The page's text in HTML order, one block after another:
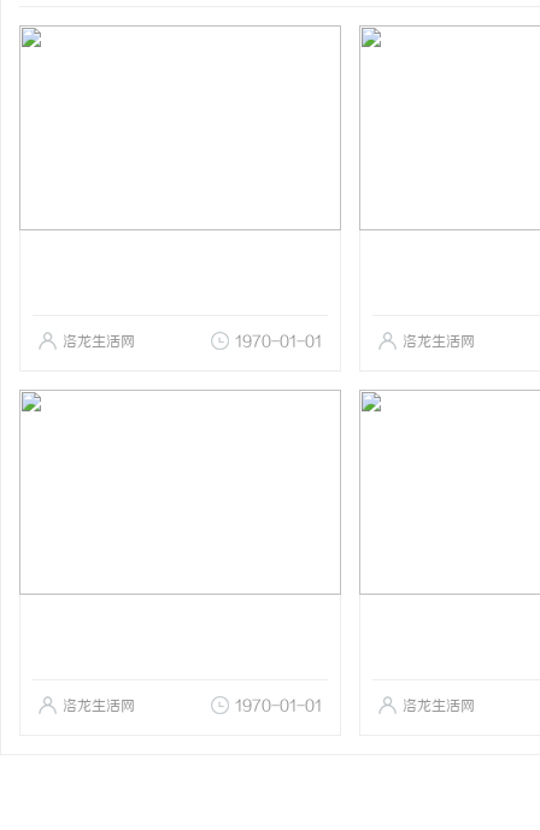
洛龙生活网 1970-01-01 洛龙生活网
洛龙生活网 1970-01-01 洛龙生活网